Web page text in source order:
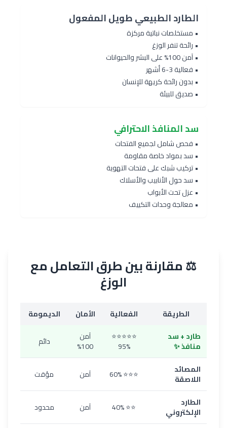
الطارد الطبيعي طويل المفعول
• مستخلصات نباتية مركزة
• رائحة تنفر الوزغ
• آمن 100% على البشر والحيوانات
• فعالية 3-6 أشهر
• بدون رائحة كريهة للإنسان
• صديق للبيئة
سد المنافذ الاحترافي
• فحص شامل لجميع الفتحات
• سد بمواد خاصة مقاومة
• تركيب شبك على فتحات التهوية
• سد حول الأنابيب والأسلاك
• عزل تحت الأبواب
• معالجة وحدات التكييف
⚖️ مقارنة بين طرق التعامل مع
الوزغ
الطريقة الفعالية الأمان
الديمومة
طارد + سد
منافذ ✨
⭐⭐⭐⭐⭐
95%
آمن
100% دائم
المصائد
اللاصقة ⭐⭐⭐ 60% آمن مؤقت
الطارد
الإلكتروني ⭐⭐ 40% آمن محدود